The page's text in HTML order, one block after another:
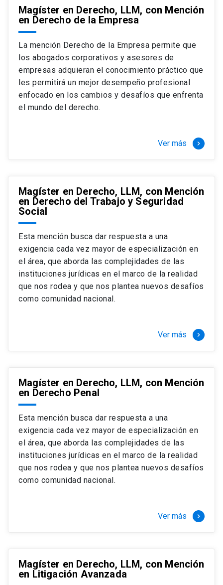
Magíster en Derecho, LLM, con Mención
en Derecho de la Empresa
La mención Derecho de la Empresa permite que
los abogados corporativos y asesores de
empresas adquieran el conocimiento práctico que
les permitirá un mejor desempeño profesional
enfocado en los cambios y desafíos que enfrenta
el mundo del derecho.
Ver más keyboard_arrow_right
Magíster en Derecho, LLM, con Mención
en Derecho del Trabajo y Seguridad
Social
Esta mención busca dar respuesta a una
exigencia cada vez mayor de especialización en
el área, que aborda las complejidades de las
instituciones jurídicas en el marco de la realidad
que nos rodea y que nos plantea nuevos desafíos
como comunidad nacional.
Ver más keyboard_arrow_right
Magíster en Derecho, LLM, con Mención
en Derecho Penal
Esta mención busca dar respuesta a una
exigencia cada vez mayor de especialización en
el área, que aborda las complejidades de las
instituciones jurídicas en el marco de la realidad
que nos rodea y que nos plantea nuevos desafíos
como comunidad nacional.
Ver más keyboard_arrow_right
Magíster en Derecho, LLM, con Mención
en Litigación Avanzada